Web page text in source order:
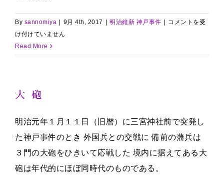
By sannomiya 9月 4th, 2017 明治維新 神戸事件
(続)
コメントを受
け付けていません
Read More
大 砲
明治元年１月１１日（旧暦）に三宮神社前で突発し
た神戸事件のとき 外国兵との交戦に 備前の藩兵は
３門の大砲をひきいて応戦した 境内に据えてある大
砲は年代的にほぼ同時代のものである。